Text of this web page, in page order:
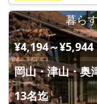
暮ら
¥4,194～¥5,944
岡山・津山・奥
13名迄